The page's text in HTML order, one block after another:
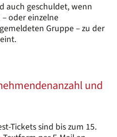
auch geschuldet, wenn
oder einzelne
Gruppe – zu der
und
Tickets sind bis zum 15.